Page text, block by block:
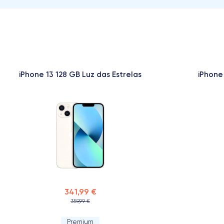
iPhone 13 128 GB Luz das Estrelas
341,99 €
359,99 €
Premium